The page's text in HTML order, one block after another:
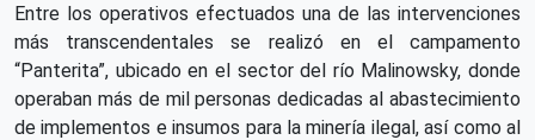
Entre los operativos efectuados una de las intervenciones
más transcendentales se realizó en el campamento
“Panterita”, ubicado en el sector del río Malinowsky, donde
operaban más de mil personas dedicadas al abastecimiento
de implementos e insumos para la minería ilegal, así como al